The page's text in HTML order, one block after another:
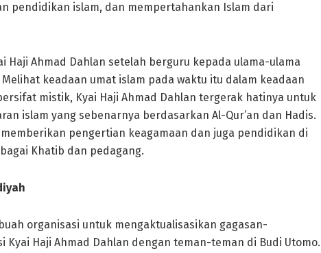
pendidikan islam, dan mempertahankan Islam dari
Haji Ahmad Dahlan setelah berguru kepada ulama-ulama
keadaan umat islam pada waktu itu dalam keadaan
mistik, Kyai Haji Ahmad Dahlan tergerak hatinya untuk
islam yang sebenarnya berdasarkan Al-Qur’an dan Hadis.
pengertian keagamaan dan juga pendidikan di
Khatib dan pedagang.
organisasi untuk mengaktualisasikan gagasan-
Haji Ahmad Dahlan dengan teman-teman di Budi Utomo.